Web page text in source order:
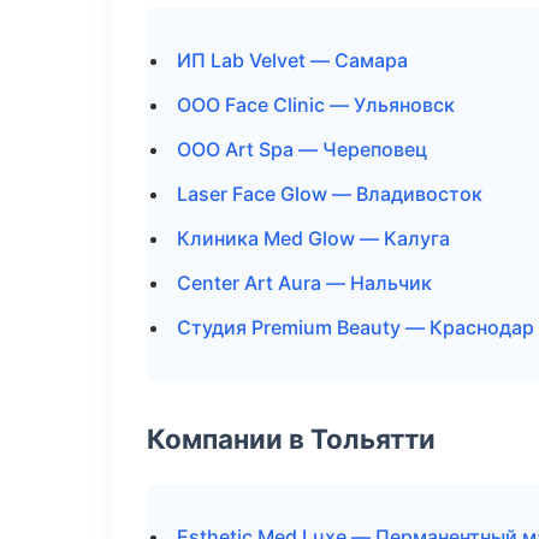
ИП Lab Velvet — Самара
ООО Face Clinic — Ульяновск
ООО Art Spa — Череповец
Laser Face Glow — Владивосток
Клиника Med Glow — Калуга
Center Art Aura — Нальчик
Студия Premium Beauty — Краснодар
Компании в Тольятти